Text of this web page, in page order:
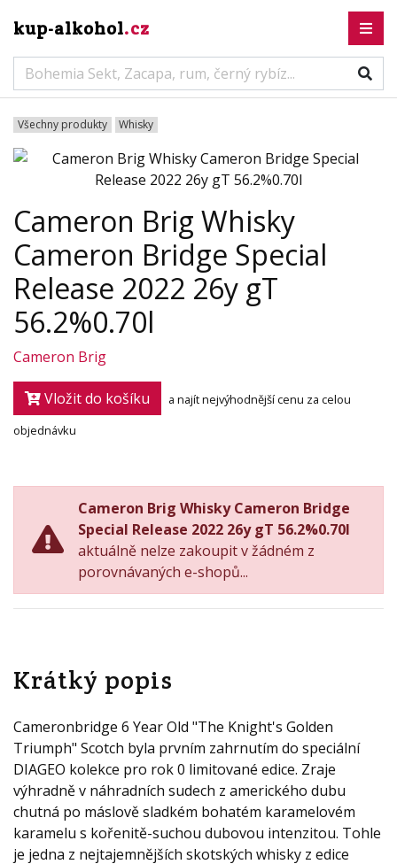
kup-alkohol.cz
Všechny produkty Whisky
Cameron Brig Whisky
Cameron Bridge Special
Release 2022 26y gT
56.2%0.70l
Cameron Brig
Vložit do košíku
a najít nejvýhodnější cenu za celou
objednávku
Cameron Brig Whisky Cameron Bridge
Special Release 2022 26y gT 56.2%0.70l
aktuálně nelze zakoupit v žádném z
porovnávaných e-shopů...
Krátký popis
Cameronbridge 6 Year Old "The Knight's Golden
Triumph" Scotch byla prvním zahrnutím do speciální
DIAGEO kolekce pro rok 0 limitované edice. Zraje
výhradně v náhradních sudech z amerického dubu
chutná po máslově sladkém bohatém karamelovém
karamelu s kořenitě-suchou dubovou intenzitou. Tohle
je jedna z nejtajemnějších skotských whisky z edice